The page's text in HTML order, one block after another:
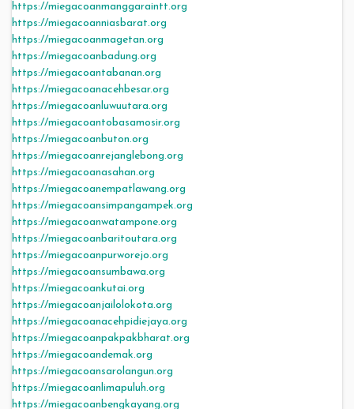
https://miegacoanmanggaraintt.org
https://miegacoanniasbarat.org
https://miegacoanmagetan.org
https://miegacoanbadung.org
https://miegacoantabanan.org
https://miegacoanacehbesar.org
https://miegacoanluwuutara.org
https://miegacoantobasamosir.org
https://miegacoanbuton.org
https://miegacoanrejanglebong.org
https://miegacoanasahan.org
https://miegacoanempatlawang.org
https://miegacoansimpangampek.org
https://miegacoanwatampone.org
https://miegacoanbaritoutara.org
https://miegacoanpurworejo.org
https://miegacoansumbawa.org
https://miegacoankutai.org
https://miegacoanjailolokota.org
https://miegacoanacehpidiejaya.org
https://miegacoanpakpakbharat.org
https://miegacoandemak.org
https://miegacoansarolangun.org
https://miegacoanlimapuluh.org
https://miegacoanbengkayang.org